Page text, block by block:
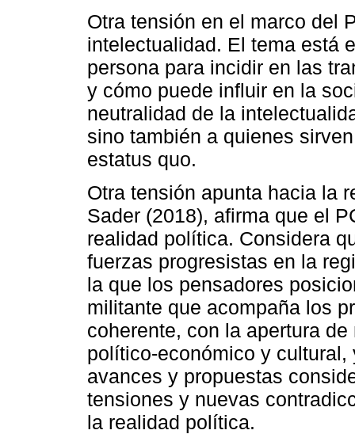
Otra tensión en el marco del
intelectualidad. El tema está
persona para incidir en las
y cómo puede influir en la
neutralidad de la
sino también a quienes
estatus quo.
Otra tensión apunta hacia la
Sader (2018), afirma que el
realidad política. Considera
fuerzas progresistas en la
la que los pensadores
militante que acompaña los
coherente, con la apertura
político-económico y
avances y propuestas
tensiones y nuevas
la realidad política.